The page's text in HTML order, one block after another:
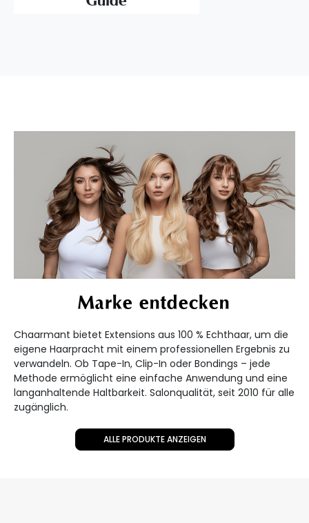
Marke entdecken
Chaarmant bietet Extensions aus 100 % Echthaar, um die
eigene Haarpracht mit einem professionellen Ergebnis zu
verwandeln. Ob Tape-In, Clip-In oder Bondings – jede
Methode ermöglicht eine einfache Anwendung und eine
langanhaltende Haltbarkeit. Salonqualität, seit 2010 für alle
zugänglich.
ALLE PRODUKTE ANZEIGEN